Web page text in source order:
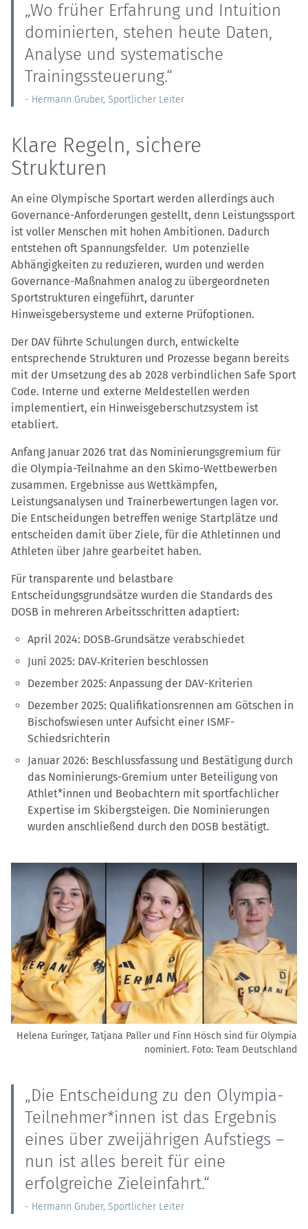
„Wo früher Erfahrung und Intuition
dominierten, stehen heute Daten,
Analyse und systematische
Trainingssteuerung.“
- Hermann Gruber, Sportlicher Leiter
Klare Regeln, sichere
Strukturen
An eine Olympische Sportart werden allerdings auch
Governance-Anforderungen gestellt, denn Leistungssport
ist voller Menschen mit hohen Ambitionen. Dadurch
entstehen oft Spannungsfelder. Um potenzielle
Abhängigkeiten zu reduzieren, wurden und werden
Governance-Maßnahmen analog zu übergeordneten
Sportstrukturen eingeführt, darunter
Hinweisgebersysteme und externe Prüfoptionen.
Der DAV führte Schulungen durch, entwickelte
entsprechende Strukturen und Prozesse begann bereits
mit der Umsetzung des ab 2028 verbindlichen Safe Sport
Code. Interne und externe Meldestellen werden
implementiert, ein Hinweisgeberschutzsystem ist
etabliert.
Anfang Januar 2026 trat das Nominierungsgremium für
die Olympia-Teilnahme an den Skimo-Wettbewerben
zusammen. Ergebnisse aus Wettkämpfen,
Leistungsanalysen und Trainerbewertungen lagen vor.
Die Entscheidungen betreffen wenige Startplätze und
entscheiden damit über Ziele, für die Athletinnen und
Athleten über Jahre gearbeitet haben.
Für transparente und belastbare
Entscheidungsgrundsätze wurden die Standards des
DOSB in mehreren Arbeitsschritten adaptiert:
April 2024: DOSB‑Grundsätze verabschiedet
Juni 2025: DAV‑Kriterien beschlossen
Dezember 2025: Anpassung der DAV-Kriterien
Dezember 2025: Qualifikationsrennen am Götschen in
Bischofswiesen unter Aufsicht einer ISMF-
Schiedsrichterin
Januar 2026: Beschlussfassung und Bestätigung durch
das Nominierungs-Gremium unter Beteiligung von
Athlet*innen und Beobachtern mit sportfachlicher
Expertise im Skibergsteigen. Die Nominierungen
wurden anschließend durch den DOSB bestätigt.
Helena Euringer, Tatjana Paller und Finn Hösch sind für Olympia
nominiert. Foto: Team Deutschland
„Die Entscheidung zu den Olympia-
Teilnehmer*innen ist das Ergebnis
eines über zweijährigen Aufstiegs –
nun ist alles bereit für eine
erfolgreiche Zieleinfahrt.“
- Hermann Gruber, Sportlicher Leiter